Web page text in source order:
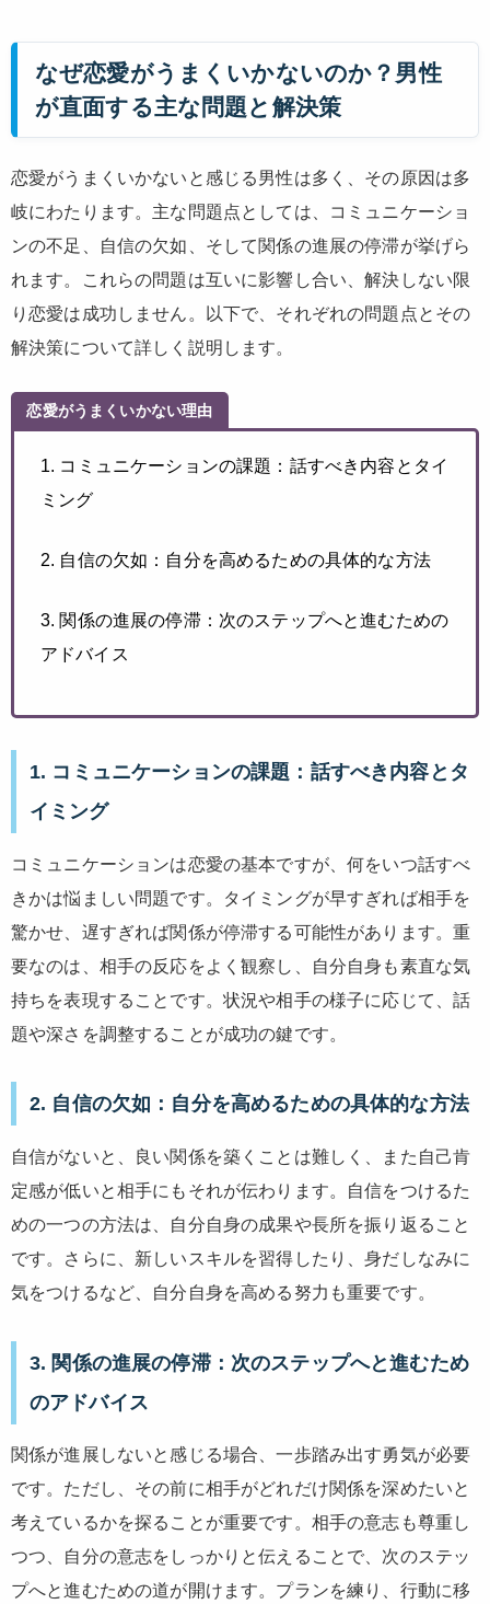
なぜ恋愛がうまくいかないのか？男性
が直面する主な問題と解決策
恋愛がうまくいかないと感じる男性は多く、その原因は多
岐にわたります。主な問題点としては、コミュニケーショ
ンの不足、自信の欠如、そして関係の進展の停滞が挙げら
れます。これらの問題は互いに影響し合い、解決しない限
り恋愛は成功しません。以下で、それぞれの問題点とその
解決策について詳しく説明します。
恋愛がうまくいかない理由
1. コミュニケーションの課題：話すべき内容とタイ
ミング
2. 自信の欠如：自分を高めるための具体的な方法
3. 関係の進展の停滞：次のステップへと進むための
アドバイス
1. コミュニケーションの課題：話すべき内容とタ
イミング
コミュニケーションは恋愛の基本ですが、何をいつ話すべ
きかは悩ましい問題です。タイミングが早すぎれば相手を
驚かせ、遅すぎれば関係が停滞する可能性があります。重
要なのは、相手の反応をよく観察し、自分自身も素直な気
持ちを表現することです。状況や相手の様子に応じて、話
題や深さを調整することが成功の鍵です。
2. 自信の欠如：自分を高めるための具体的な方法
自信がないと、良い関係を築くことは難しく、また自己肯
定感が低いと相手にもそれが伝わります。自信をつけるた
めの一つの方法は、自分自身の成果や長所を振り返ること
です。さらに、新しいスキルを習得したり、身だしなみに
気をつけるなど、自分自身を高める努力も重要です。
3. 関係の進展の停滞：次のステップへと進むため
のアドバイス
関係が進展しないと感じる場合、一歩踏み出す勇気が必要
です。ただし、その前に相手がどれだけ関係を深めたいと
考えているかを探ることが重要です。相手の意志も尊重し
つつ、自分の意志をしっかりと伝えることで、次のステッ
プへと進むための道が開けます。プランを練り、行動に移